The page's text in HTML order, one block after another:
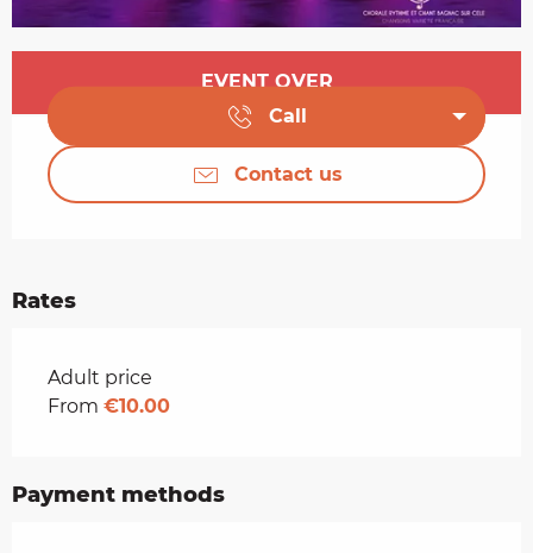
Opening hours & contact details
EVENT OVER
Call
Contact us
Rates
Rates 2026
Adult price
From €10.00
Payment methods